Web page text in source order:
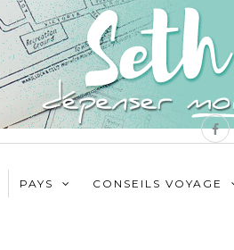
PAYS CONSEILS VOYAGE